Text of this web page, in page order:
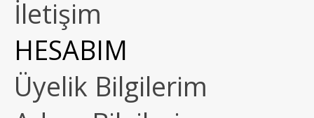
İletişim
HESABIM
Üyelik Bilgilerim